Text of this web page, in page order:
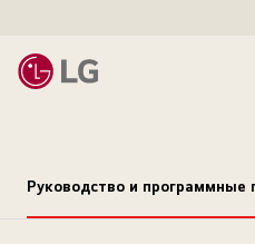
Руководство и программные